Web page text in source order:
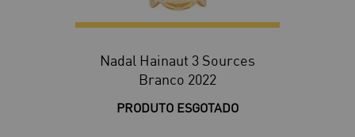
Nadal Hainaut 3 Sources
Branco 2022
PRODUTO ESGOTADO